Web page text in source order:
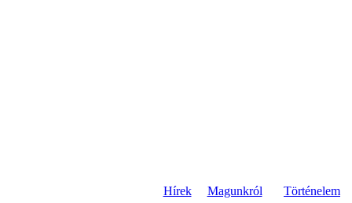
Hírek Magunkról
Történelem